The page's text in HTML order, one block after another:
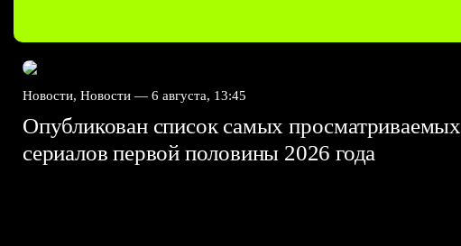
Новости, Новости — 6 августа, 13:45
Опубликован список самых просматриваемых
сериалов первой половины 2026 года